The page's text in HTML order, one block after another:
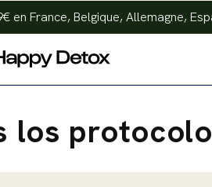
en France, Belgique, Allemagne,
los